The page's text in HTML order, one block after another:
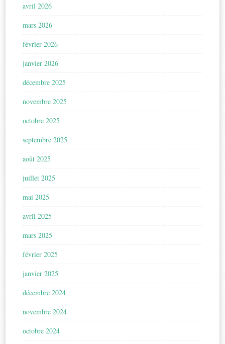
avril 2026
mars 2026
février 2026
janvier 2026
décembre 2025
novembre 2025
octobre 2025
septembre 2025
août 2025
juillet 2025
mai 2025
avril 2025
mars 2025
février 2025
janvier 2025
décembre 2024
novembre 2024
octobre 2024